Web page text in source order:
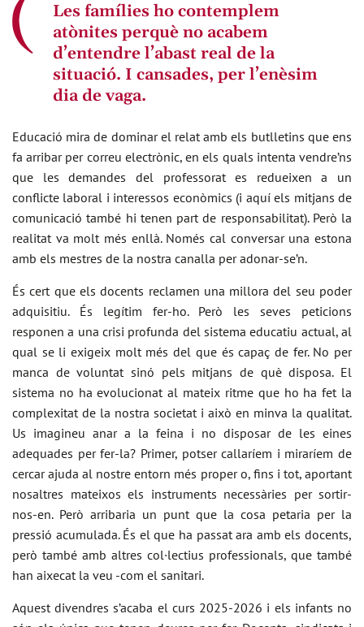
Les famílies ho contemplem
atònites perquè no acabem
d’entendre l’abast real de la
situació. I cansades, per l’enèsim
dia de vaga.
Educació mira de dominar el relat amb els butlletins que ens
fa arribar per correu electrònic, en els quals intenta vendre’ns
que les demandes del professorat es redueixen a un
conflicte laboral i interessos econòmics (i aquí els mitjans de
comunicació també hi tenen part de responsabilitat). Però la
realitat va molt més enllà. Només cal conversar una estona
amb els mestres de la nostra canalla per adonar-se’n.
És cert que els docents reclamen una millora del seu poder
adquisitiu. És legítim fer-ho. Però les seves peticions
responen a una crisi profunda del sistema educatiu actual, al
qual se li exigeix molt més del que és capaç de fer. No per
manca de voluntat sinó pels mitjans de què disposa. El
sistema no ha evolucionat al mateix ritme que ho ha fet la
complexitat de la nostra societat i això en minva la qualitat.
Us imagineu anar a la feina i no disposar de les eines
adequades per fer-la? Primer, potser callaríem i miraríem de
cercar ajuda al nostre entorn més proper o, fins i tot, aportant
nosaltres mateixos els instruments necessàries per sortir-
nos-en. Però arribaria un punt que la cosa petaria per la
pressió acumulada. És el que ha passat ara amb els docents,
però també amb altres col·lectius professionals, que també
han aixecat la veu -com el sanitari.
Aquest divendres s’acaba el curs 2025-2026 i els infants no